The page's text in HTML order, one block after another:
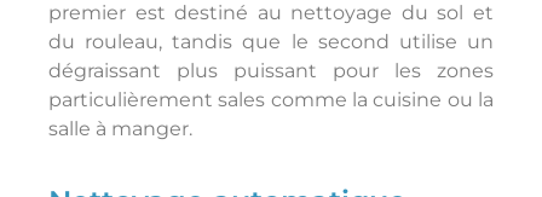
premier est destiné au nettoyage du sol et
du rouleau, tandis que le second utilise un
dégraissant plus puissant pour les zones
particulièrement sales comme la cuisine ou la
salle à manger.